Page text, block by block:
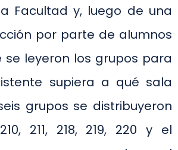
Facultad y, luego de una
por parte de alumnos
se leyeron los grupos para
supiera a qué sala
grupos se distribuyeron
211, 218, 219, 220 y el